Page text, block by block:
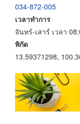
034-872-005
เวลาทำการ
จันทร์-เสาร์ เวลา
พิกัด
13.59371298,